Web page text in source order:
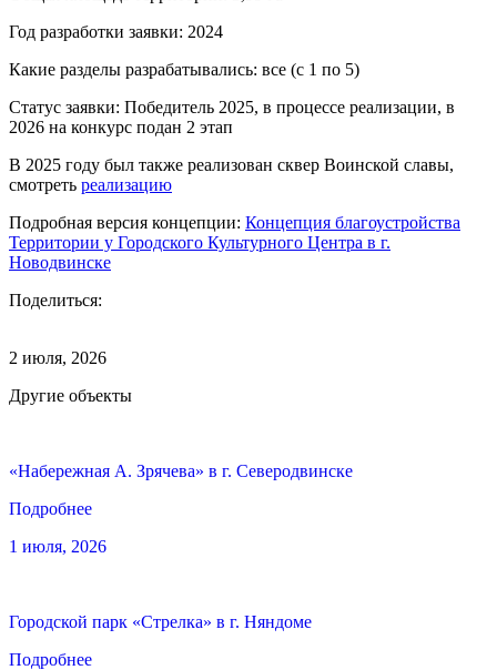
Год разработки заявки: 2024
Какие разделы разрабатывались: все (с 1 по 5)
Статус заявки: Победитель 2025, в процессе реализации, в
2026 на конкурс подан 2 этап
В 2025 году был также реализован сквер Воинской славы,
смотреть реализацию
Подробная версия концепции: Концепция благоустройства
Территории у Городского Культурного Центра в г.
Новодвинске
Поделиться:
2 июля, 2026
Другие объекты
«Набережная А. Зрячева» в г. Северодвинске
Подробнее
1 июля, 2026
Городской парк «Стрелка» в г. Няндоме
Подробнее